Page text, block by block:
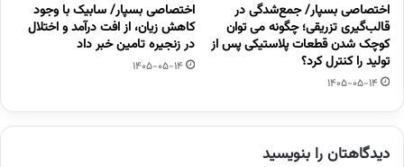
اختصاصی بسپار/ جمع‌شدگی در
قالب‌گیری تزریقی؛ چگونه می توان
کوچک شدن قطعات پلاستیکی پس از
تولید را کنترل کرد؟
1405-05-14
اختصاصی بسپار/ سابیک با وجود
کاهش زیان، از افت درآمد و اختلال
در زنجیره تامین خبر داد
1405-05-14
دیدگاهتان را بنویسید